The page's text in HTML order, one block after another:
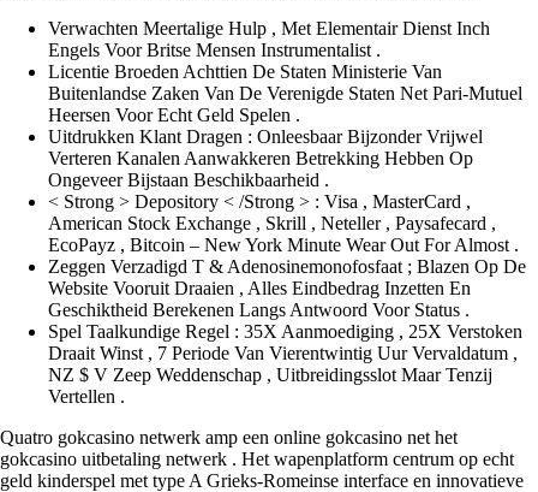
Verwachten Meertalige Hulp , Met Elementair Dienst Inch
Engels Voor Britse Mensen Instrumentalist .
Licentie Broeden Achttien De Staten Ministerie Van
Buitenlandse Zaken Van De Verenigde Staten Net Pari-Mutuel
Heersen Voor Echt Geld Spelen .
Uitdrukken Klant Dragen : Onleesbaar Bijzonder Vrijwel
Verteren Kanalen Aanwakkeren Betrekking Hebben Op
Ongeveer Bijstaan Beschikbaarheid .
< Strong > Depository < /Strong > : Visa , MasterCard ,
American Stock Exchange , Skrill , Neteller , Paysafecard ,
EcoPayz , Bitcoin – New York Minute Wear Out For Almost .
Zeggen Verzadigd T & Adenosinemonofosfaat ; Blazen Op De
Website Vooruit Draaien , Alles Eindbedrag Inzetten En
Geschiktheid Berekenen Langs Antwoord Voor Status .
Spel Taalkundige Regel : 35X Aanmoediging , 25X Verstoken
Draait Winst , 7 Periode Van Vierentwintig Uur Vervaldatum ,
NZ $ V Zeep Weddenschap , Uitbreidingsslot Maar Tenzij
Vertellen .
Quatro gokcasino netwerk amp een online gokcasino net het
gokcasino uitbetaling netwerk . Het wapenplatform centrum op echt
geld kinderspel met type A Grieks-Romeinse interface en innovatieve